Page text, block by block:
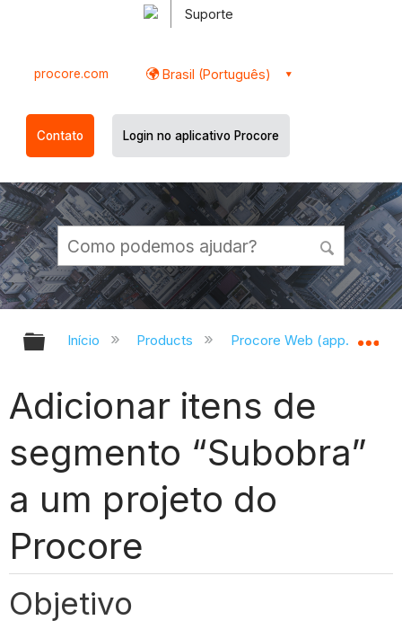
Suporte
procore.com Brasil (Português)
Contato Login no aplicativo Procore
Expandir/recolher hierarquia
Início Products Procore Web
Adicionar itens de
segmento “Subobra”
a um projeto do
Procore
Objetivo